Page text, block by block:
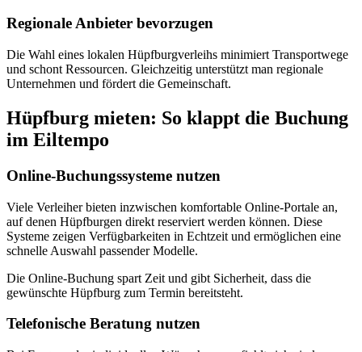
Regionale Anbieter bevorzugen
Die Wahl eines lokalen Hüpfburgverleihs minimiert Transportwege
und schont Ressourcen. Gleichzeitig unterstützt man regionale
Unternehmen und fördert die Gemeinschaft.
Hüpfburg mieten: So klappt die Buchung
im Eiltempo
Online-Buchungssysteme nutzen
Viele Verleiher bieten inzwischen komfortable Online-Portale an,
auf denen Hüpfburgen direkt reserviert werden können. Diese
Systeme zeigen Verfügbarkeiten in Echtzeit und ermöglichen eine
schnelle Auswahl passender Modelle.
Die Online-Buchung spart Zeit und gibt Sicherheit, dass die
gewünschte Hüpfburg zum Termin bereitsteht.
Telefonische Beratung nutzen